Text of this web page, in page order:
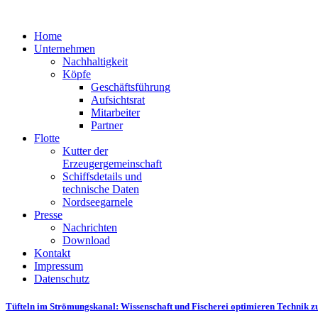
Home
Unternehmen
Nachhaltigkeit
Köpfe
Geschäftsführung
Aufsichtsrat
Mitarbeiter
Partner
Flotte
Kutter der
Erzeugergemeinschaft
Schiffsdetails und
technische Daten
Nordseegarnele
Presse
Nachrichten
Download
Kontakt
Impressum
Datenschutz
Tüfteln im Strömungskanal: Wissenschaft und Fischerei optimieren Technik